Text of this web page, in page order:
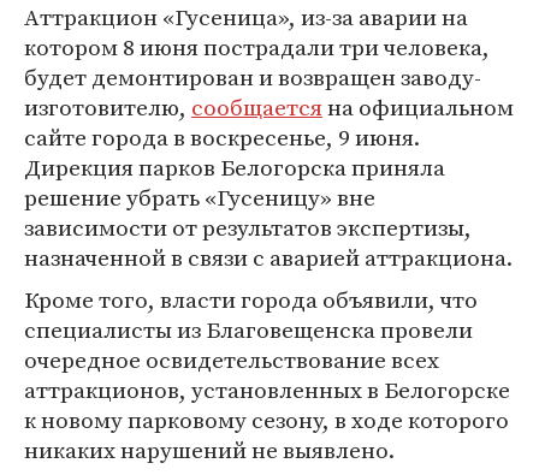
Аттракцион «Гусеница», из-за аварии на
котором 8 июня пострадали три человека,
будет демонтирован и возвращен заводу-
изготовителю, сообщаетсяна официальном
сайте города в воскресенье, 9 июня.
Дирекция парков Белогорска приняла
решение убрать «Гусеницу» вне
зависимости от результатов экспертизы,
назначенной в связи с аварией аттракциона.
Кроме того, власти города объявили, что
специалисты из Благовещенска провели
очередное освидетельствование всех
аттракционов, установленных в Белогорске
к новому парковому сезону, в ходе которого
никаких нарушений не выявлено.